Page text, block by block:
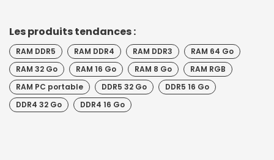
Les produits tendances :
RAM DDR5 RAM DDR4 RAM DDR3
RAM 64 Go
RAM 32 Go
RAM 16 Go RAM 8 Go
RAM RGB
RAM PC portable
DDR5 32 Go
DDR5 16 Go
DDR4 32 Go
DDR4 16 Go